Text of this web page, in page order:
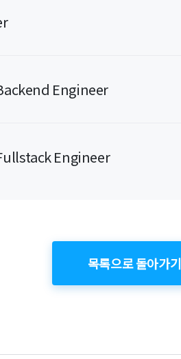
Engineer
Engineer
목록으로 돌아가기